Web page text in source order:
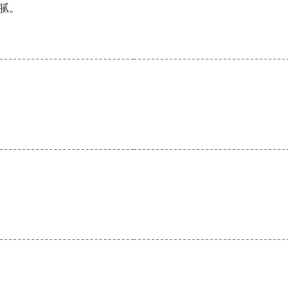
。